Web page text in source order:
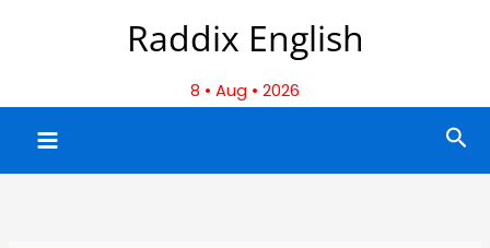
Raddix English
8 • Aug • 2026